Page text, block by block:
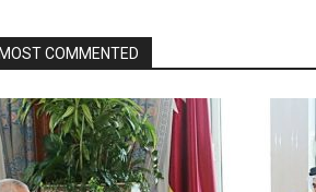
MOST COMMENTED